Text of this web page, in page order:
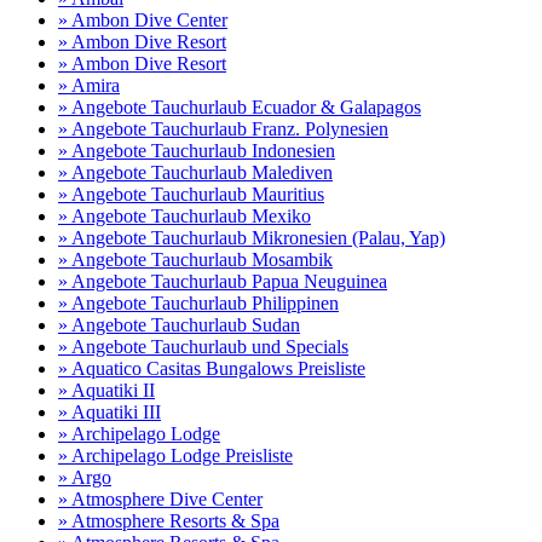
» Ambon Dive Center
» Ambon Dive Resort
» Ambon Dive Resort
» Amira
» Angebote Tauchurlaub Ecuador & Galapagos
» Angebote Tauchurlaub Franz. Polynesien
» Angebote Tauchurlaub Indonesien
» Angebote Tauchurlaub Malediven
» Angebote Tauchurlaub Mauritius
» Angebote Tauchurlaub Mexiko
» Angebote Tauchurlaub Mikronesien (Palau, Yap)
» Angebote Tauchurlaub Mosambik
» Angebote Tauchurlaub Papua Neuguinea
» Angebote Tauchurlaub Philippinen
» Angebote Tauchurlaub Sudan
» Angebote Tauchurlaub und Specials
» Aquatico Casitas Bungalows Preisliste
» Aquatiki II
» Aquatiki III
» Archipelago Lodge
» Archipelago Lodge Preisliste
» Argo
» Atmosphere Dive Center
» Atmosphere Resorts & Spa